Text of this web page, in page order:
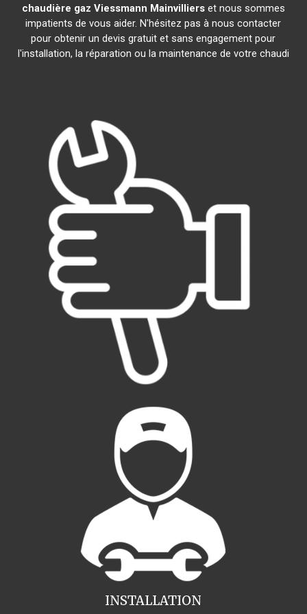
chaudière gaz Viessmann Mainvillierset nous sommes
impatients de vous aider. N'hésitez pas à nous contacter
pour obtenir un devis gratuit et sans engagement pour
l'installation, la réparation ou la maintenance de votre chaudi
INSTALLATION